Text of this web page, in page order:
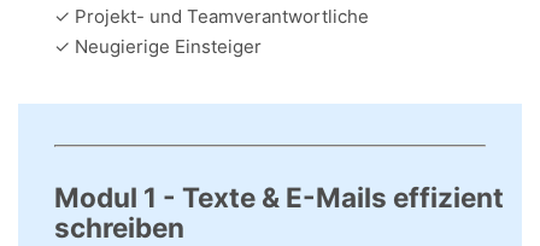
✓ Projekt- und Teamverantwortliche
✓ Neugierige Einsteiger
Modul 1 - Texte & E-Mails effizient
schreiben